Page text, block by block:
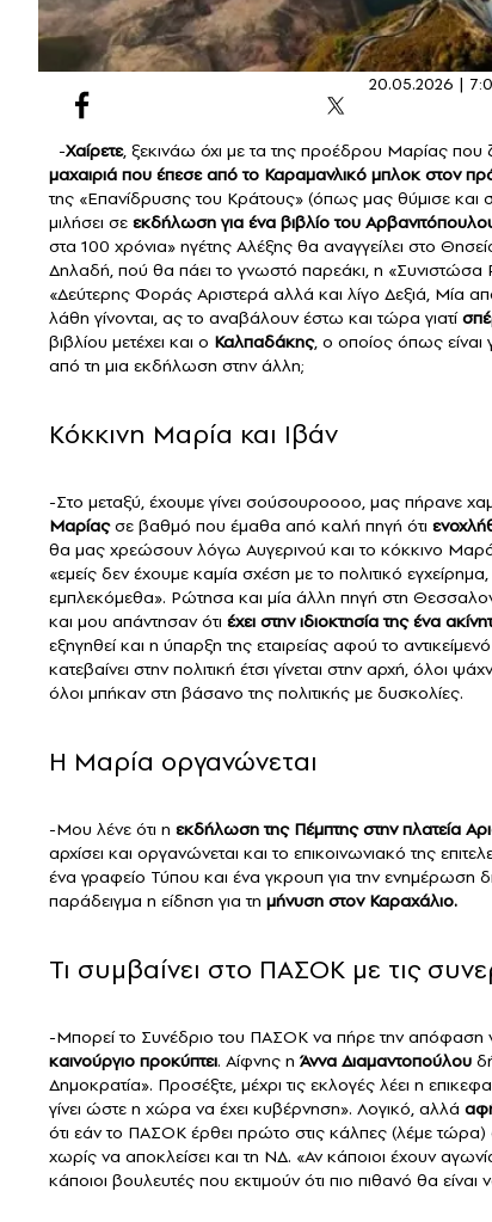
20.05.2026 |
-Χαίρετε, ξεκινάω όχι με τα της προέδρου Μαρίας που
μαχαιριά που έπεσε από το Καραμανλικό μπλοκ στον
της «Επανίδρυσης του Κράτους» (όπως μας θύμισε
μιλήσει σε εκδήλωση για ένα βιβλίο του
στα 100 χρόνια» ηγέτης Αλέξης θα αναγγείλει στο
Δηλαδή, πού θα πάει το γνωστό παρεάκι, η
«Δεύτερης Φοράς Αριστερά αλλά και λίγο Δεξιά, Μία
λάθη γίνονται, ας το αναβάλουν έστω και τώρα γιατί
βιβλίου μετέχει και ο Καλπαδάκης, ο οποίος όπως είναι
από τη μια εκδήλωση στην άλλη;
Κόκκινη Μαρία και Ιβάν
-Στο μεταξύ, έχουμε γίνει σούσουροοοο, μας πήρανε
Μαρίαςσε βαθμό που έμαθα από καλή πηγή ότι
θα μας χρεώσουν λόγω Αυγερινού και το κόκκινο
«εμείς δεν έχουμε καμία σχέση με το πολιτικό
εμπλεκόμεθα». Ρώτησα και μία άλλη πηγή στη
και μου απάντησαν ότι έχει στην ιδιοκτησία της ένα
εξηγηθεί και η ύπαρξη της εταιρείας αφού το
κατεβαίνει στην πολιτική έτσι γίνεται στην αρχή, όλοι
όλοι μπήκαν στη βάσανο της πολιτικής με δυσκολίες.
Η Μαρία οργανώνεται
-Μου λένε ότι η εκδήλωση της Πέμπτης στην πλατεία
αρχίσει και οργανώνεται και το επικοινωνιακό της
ένα γραφείο Τύπου και ένα γκρουπ για την ενημέρωση
παράδειγμα η είδηση για τη μήνυση στον Καραχάλιο.
Τι συμβαίνει στο ΠΑΣΟΚ με τις
-Μπορεί το Συνέδριο του ΠΑΣΟΚ να πήρε την απόφαση
καινούργιο προκύπτει. Αίφνης η Άννα Διαμαντοπούλου
Δημοκρατία». Προσέξτε, μέχρι τις εκλογές λέει η
γίνει ώστε η χώρα να έχει κυβέρνηση». Λογικό, αλλά
ότι εάν το ΠΑΣΟΚ έρθει πρώτο στις κάλπες (λέμε
χωρίς να αποκλείσει και τη ΝΔ. «Αν κάποιοι έχουν
κάποιοι βουλευτές που εκτιμούν ότι πιο πιθανό θα